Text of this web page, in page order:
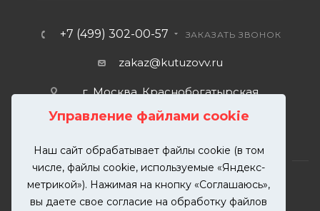
Управление файлами cookie
Наш сайт обрабатывает файлы cookie (в том
числе, файлы cookie, используемые «Яндекс-
метрикой»). Нажимая на кнопку «Соглашаюсь»,
вы даете свое согласие на обработку файлов
+7 (499) 302-00-57 ЗАКАЗАТЬ ЗВОНОК
zakaz@kutuzovv.ru
г. Москва, Краснобогатырская